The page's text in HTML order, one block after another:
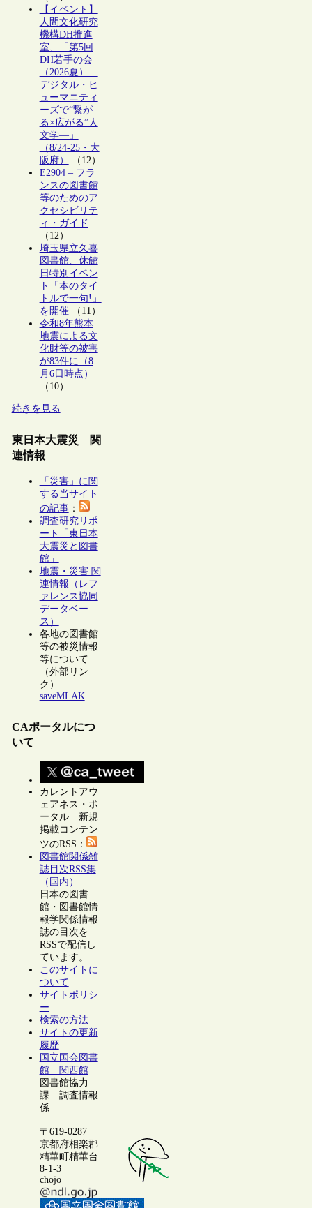
【イベント】
人間文化研究
機構DH推進
室、「第5回
DH若手の会
（2026夏）―
デジタル・ヒ
ューマニティ
ーズで“繋が
る×広がる”人
文学―」
（8/24-25・大
阪府）
（12）
E2904 – フラ
ンスの図書館
等のためのア
クセシビリテ
ィ・ガイド
（12）
埼玉県立久喜
図書館、休館
日特別イベン
ト「本のタイ
トルで一句!」
を開催（11）
令和8年熊本
地震による文
化財等の被害
が83件に（8
月6日時点）
（10）
続きを見る
東日本大震災 関
連情報
「災害」に関
する当サイト
の記事：
調査研究リポ
ート「東日本
大震災と図書
館」
地震・災害 関
連情報（レフ
ァレンス協同
データベー
ス）
各地の図書館
等の被災情報
等について
（外部リン
ク）
saveMLAK
CAポータルにつ
いて
カレントアウ
ェアネス・ポ
ータル 新規
掲載コンテン
ツのRSS：
図書館関係雑
誌目次RSS集
（国内）
日本の図書
館・図書館情
報学関係情報
誌の目次を
RSSで配信し
ています。
このサイトに
ついて
サイトポリシ
ー
検索の方法
サイトの更新
履歴
国立国会図書
館 関西館
図書館協力
課 調査情報
係
〒619-0287
京都府相楽郡
精華町精華台
8-1-3
chojo